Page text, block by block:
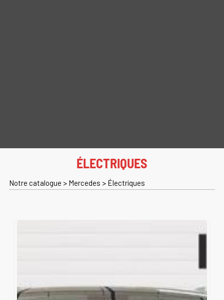
ÉLECTRIQUES
Notre catalogue > Mercedes > Électriques